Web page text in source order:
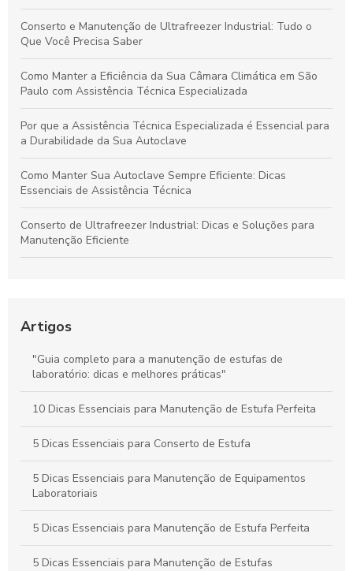
Conserto e Manutenção de Ultrafreezer Industrial: Tudo o
Que Você Precisa Saber
Como Manter a Eficiência da Sua Câmara Climática em São
Paulo com Assistência Técnica Especializada
Por que a Assistência Técnica Especializada é Essencial para
a Durabilidade da Sua Autoclave
Como Manter Sua Autoclave Sempre Eficiente: Dicas
Essenciais de Assistência Técnica
Conserto de Ultrafreezer Industrial: Dicas e Soluções para
Manutenção Eficiente
Assistência Técnica Especializada para Câmaras Climáticas
Guia Definitivo para Manutenção Eficaz do Ultracongelador
Industrial
Guia Definitivo de Assistência Técnica para Câmaras
Climáticas em São Paulo: Dicas e Soluções Completas
Artigos
"Guia completo para a manutenção de estufas de
laboratório: dicas e melhores práticas"
10 Dicas Essenciais para Manutenção de Estufa Perfeita
5 Dicas Essenciais para Conserto de Estufa
5 Dicas Essenciais para Manutenção de Equipamentos
Laboratoriais
5 Dicas Essenciais para Manutenção de Estufa Perfeita
5 Dicas Essenciais para Manutenção de Estufas